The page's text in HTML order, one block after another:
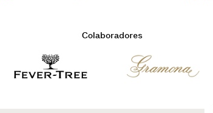
Colaboradores